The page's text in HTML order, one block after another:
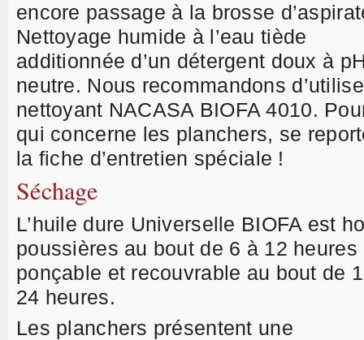
encore passage à la brosse
Nettoyage humide à l’eau tiède
additionnée d’un détergent doux à
neutre. Nous recommandons
nettoyant NACASA BIOFA 4010.
qui concerne les planchers, se
la fiche d’entretien spéciale !
Séchage
L’huile dure Universelle BIOFA est
poussières au bout de 6 à 12 heures
ponçable et recouvrable au bout de
24 heures.
Les planchers présentent une